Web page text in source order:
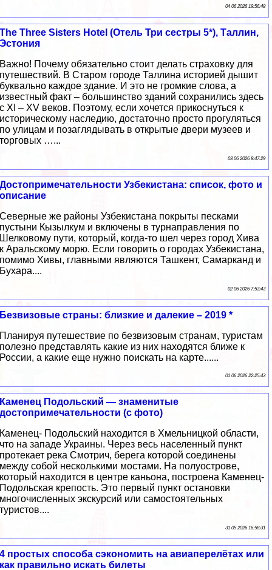
04 06 2026 19:56:48
The Three Sisters Hotel (Отель Три сестры 5*), Таллин,
Эстония
Важно! Почему обязательно стоит делать страховку для
путешествий. В Старом городе Таллина историей дышит
буквально каждое здание. И это не громкие слова, а
известный факт – большинство зданий сохранились здесь
с XI – XV веков. Поэтому, если хочется прикоснуться к
историческому наследию, достаточно просто прогуляться
по улицам и позаглядывать в открытые двери музеев и
торговых …...
03 06 2026 8:47:29
Достопримечательности Узбекистана: список, фото и
описание
Северные же районы Узбекистана покрыты песками
пустыни Кызылкум и включены в турнаправления по
Шелковому пути, который, когда-то шел через город Хива
к Аральскому морю. Если говорить о городах Узбекистана,
помимо Хивы, главными являются Ташкент, Самарканд и
Бухара....
02 06 2026 7:53:43
Безвизовые страны: близкие и далекие – 2019 *
Планируя путешествие по безвизовым странам, туристам
полезно представлять какие из них находятся ближе к
России, а какие еще нужно поискать на карте......
01 06 2026 22:25:43
Каменец Подольский — знаменитые
достопримечательности (с фото)
Каменец- Подольский находится в Хмельницкой области,
что на западе Украины. Через весь населенный пункт
протекает река Смотрич, берега которой соединены
между собой несколькими мостами. На полуострове,
который находится в центре каньона, построена Каменец-
Подольская крепость. Это первый пункт остановки
многочисленных экскурсий или самостоятельных
туристов....
31 05 2026 16:58:31
4 простых способа сэкономить на авиаперелётах или
как правильно искать билеты